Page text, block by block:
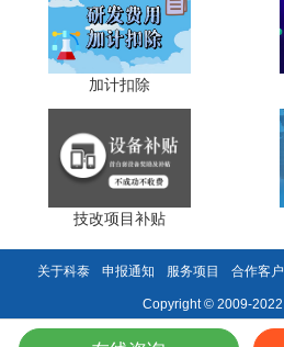
加计扣除
技改项目补贴
关于科泰 申报通知 服务项目 合作客户
Copyright © 2009-2022